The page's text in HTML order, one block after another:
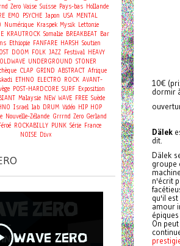
10€
dormir
Dälek
dit.
Dälek
groupe
n'écrit
qu'il
amour
On
Zero Vaise Suisse Pays-bas Hollande
EMO PSYCHE Japon USA MENTAL
Numérique Kraspek Mysik Lettonie
KRAUTROCK Somalie BREAKBEAT Bar
Ethiopie FANFARE HARSH Soutien
DOOM FOLK JAZZ Festival HEAVY
UNDERGROUND STONER
CLAP GRIND ABSTRACT Afrique
ETHNO ELECTRO ROCK AVANT-
POST-HARDCORE SURF Exposition
Malaysie NEW WAVE FREE Suède
Israel lab DRUM Vidéo HIP HOP
Nouvelle-Zélande Grrrnd Zero Gerland
ROCKABILLY PUNK Série France
NOISE Divx